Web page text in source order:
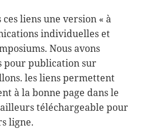
liens une version « à
individuelles et
Nous avons
pour publication sur
les liens permettent
à la bonne page dans le
téléchargeable pour
ligne.